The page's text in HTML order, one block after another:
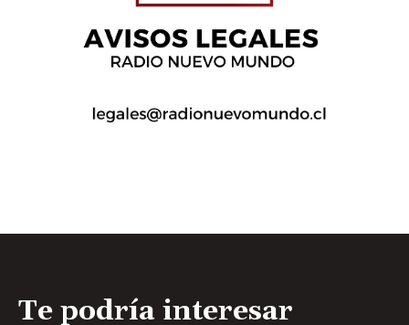
Te podría interesar